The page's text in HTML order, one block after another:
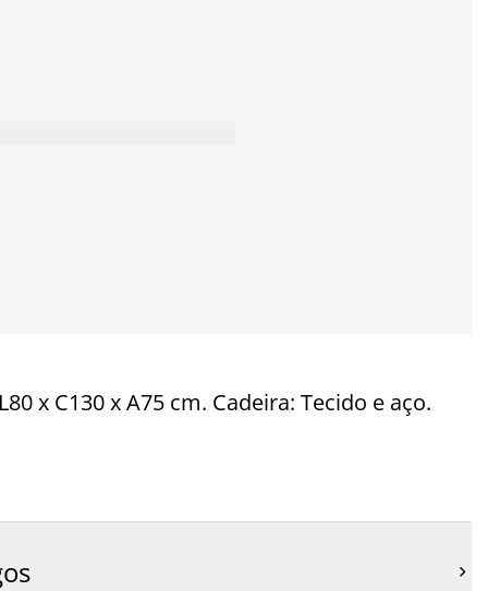
x C130 x A75 cm. Cadeira: Tecido e aço.
